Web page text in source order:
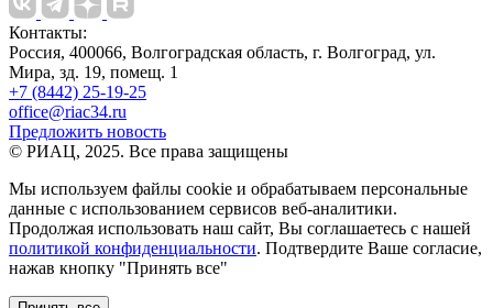
Контакты:
Россия, 400066, Волгоградская область, г. Волгоград, ул.
Мира, зд. 19, помещ. 1
+7 (8442) 25-19-25
office@riac34.ru
Предложить новость
© РИАЦ, 2025. Все права защищены
Мы используем файлы сookie и обрабатываем персональные
данные с использованием сервисов веб-аналитики.
Продолжая использовать наш сайт, Вы соглашаетесь с нашей
политикой конфиденциальности. Подтвердите Ваше согласие,
нажав кнопку "Принять все"